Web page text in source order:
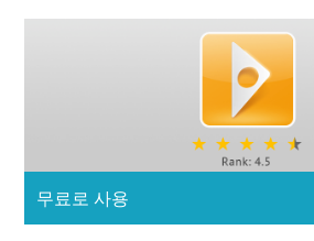
무료로 사용